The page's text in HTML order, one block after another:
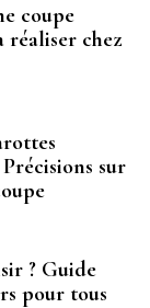
coupe
chez
sur
? Guide
pour tous